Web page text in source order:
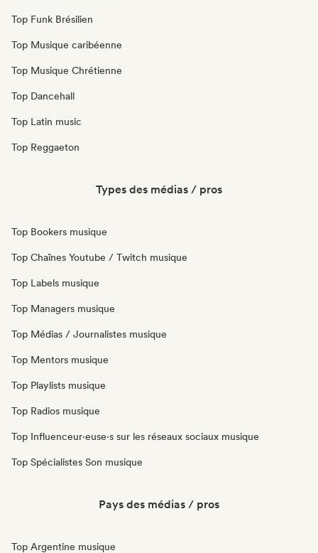
Top Funk Brésilien
Top Musique caribéenne
Top Musique Chrétienne
Top Dancehall
Top Latin music
Top Reggaeton
Types des médias / pros
Top Bookers musique
Top Chaînes Youtube / Twitch musique
Top Labels musique
Top Managers musique
Top Médias / Journalistes musique
Top Mentors musique
Top Playlists musique
Top Radios musique
Top Influenceur·euse·s sur les réseaux sociaux musique
Top Spécialistes Son musique
Pays des médias / pros
Top Argentine musique